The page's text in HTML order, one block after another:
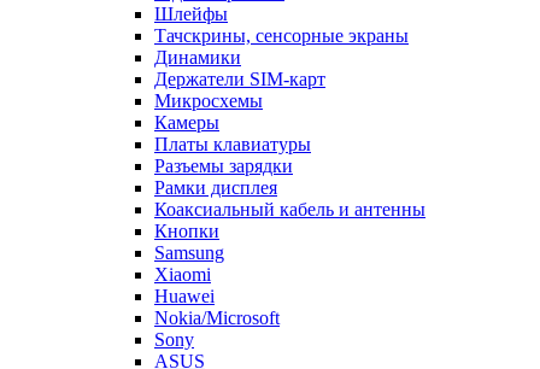
Шлейфы
Тачскрины, сенсорные экраны
Динамики
Держатели SIM-карт
Микросхемы
Камеры
Платы клавиатуры
Разъемы зарядки
Рамки дисплея
Коаксиальный кабель и антенны
Кнопки
Samsung
Xiaomi
Huawei
Nokia/Microsoft
Sony
ASUS